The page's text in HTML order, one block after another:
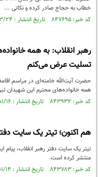
خطاب به حجاج صادر کرده و نکاتی ...
کد خبر: ۸۴۷۶۹۵ تاریخ انتشار : ۱۴۰۳/۰۳/۲۴
رهبر انقلاب: به همه
تسلیت عرض می‌کنم
حضرت آیت‌الله خامنه‌ای در مراسم
همه خانواده‌های محترم این
کد خبر: ۸۴۳۹۳۲ تاریخ انتشار : ۱۴۰۳/۰۱/۱۶
هم اکنون؛ تیتر یک سایت
تیتر یک سایت دفتر رهبر انقلاب،
منتشر کرده است.
کد خبر: ۸۴۳۷۸۳ تاریخ انتشار : ۱۴۰۳/۰۱/۱۴